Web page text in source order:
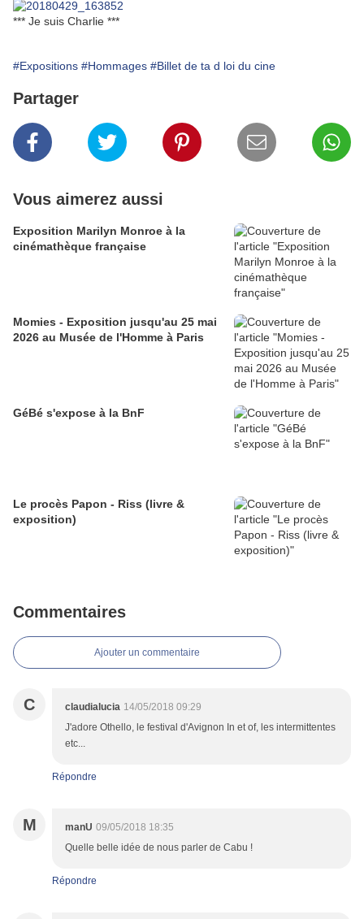
*** Je suis Charlie ***
#Expositions #Hommages #Billet de ta d loi du cine
Partager
Vous aimerez aussi
Exposition Marilyn Monroe à la
cinémathèque française
Momies - Exposition jusqu'au 25 mai
2026 au Musée de l'Homme à Paris
GéBé s'expose à la BnF
Le procès Papon - Riss (livre &
exposition)
Commentaires
Ajouter un commentaire
C claudialucia 14/05/2018 09:29
J'adore Othello, le festival d'Avignon In et of, les intermittentes
etc...
Répondre
M manU 09/05/2018 18:35
Quelle belle idée de nous parler de Cabu !
Répondre